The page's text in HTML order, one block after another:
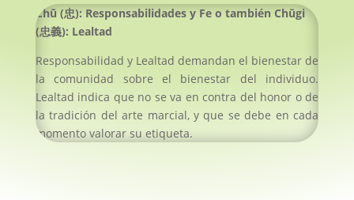
Chū (忠): Responsabilidades y Fe o también Chūgi
(忠義): Lealtad
Responsabilidad y Lealtad demandan el bienestar de
la comunidad sobre el bienestar del individuo.
Lealtad indica que no se va en contra del honor o de
la tradición del arte marcial, y que se debe en cada
momento valorar su etiqueta.